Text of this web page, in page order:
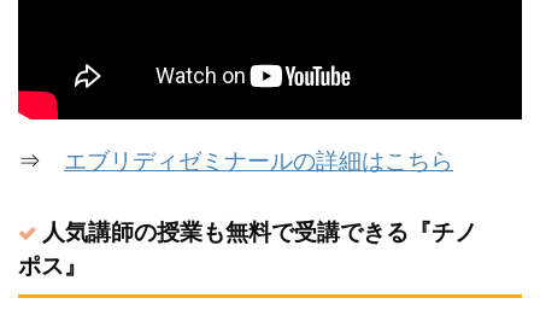
⇒ エブリディゼミナールの詳細はこちら
人気講師の授業も無料で受講できる『チノ
ポス』